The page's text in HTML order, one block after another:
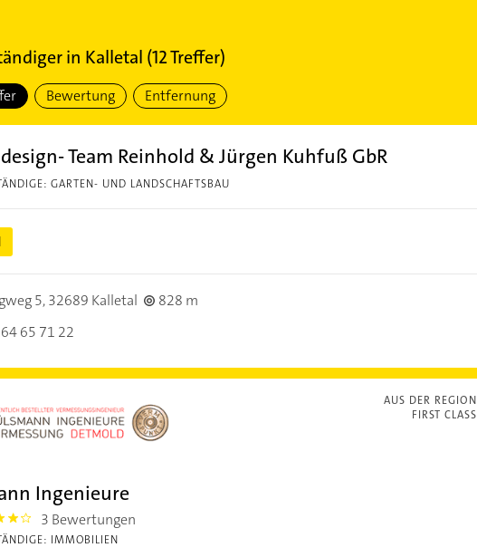
in Kalletal (12Treffer)
Bewertung Entfernung
Team Reinhold & Jürgen Kuhfuß GbR
GARTEN- UND LANDSCHAFTSBAU
5,32689 Kalletal
828 m
65 71 22
AUS DER REGION
FIRST CLASS
Ingenieure
3 Bewertungen
IMMOBILIEN